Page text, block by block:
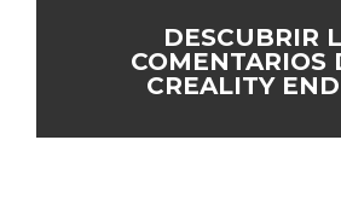
DESCUBRIR
COMENTARIOS
CREALITY